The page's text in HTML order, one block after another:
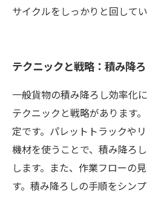
サイクルをしっかりと回して
テクニックと戦略：積み降
一般貨物の積み降ろし効率化
テクニックと戦略があります
定です。パレットトラックや
機材を使うことで、積み降ろ
します。また、作業フローの
す。積み降ろしの手順をシン